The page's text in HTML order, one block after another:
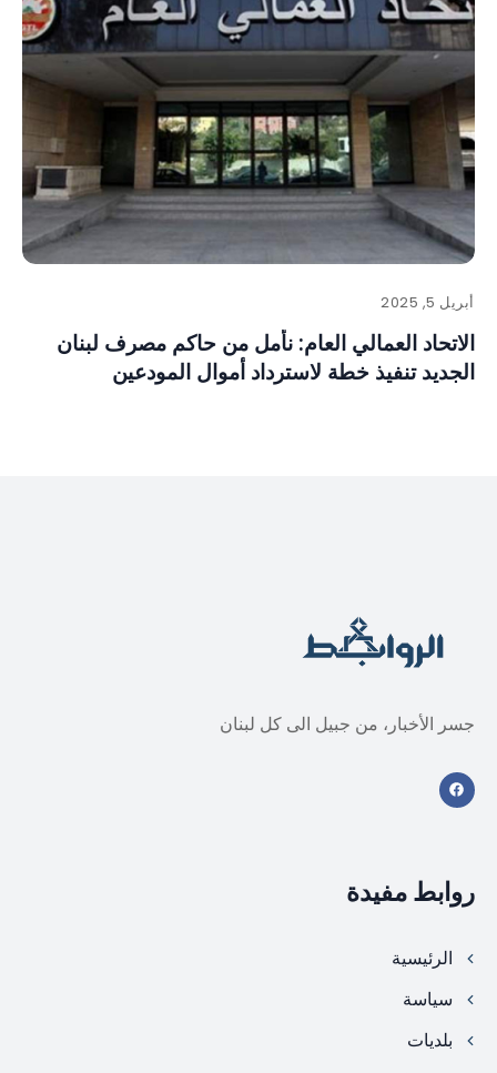
أبريل 5, 2025
الاتحاد العمالي العام: نأمل من حاكم مصرف لبنان
الجديد تنفيذ خطة لاسترداد أموال المودعين
جسر الأخبار، من جبيل الى كل لبنان
روابط مفيدة
الرئيسية
سياسة
بلديات